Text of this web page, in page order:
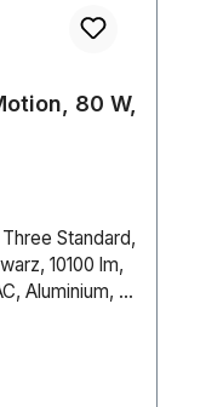
/ Mounting
80 W,
Standard,
10100 lm,
Aluminium, IP